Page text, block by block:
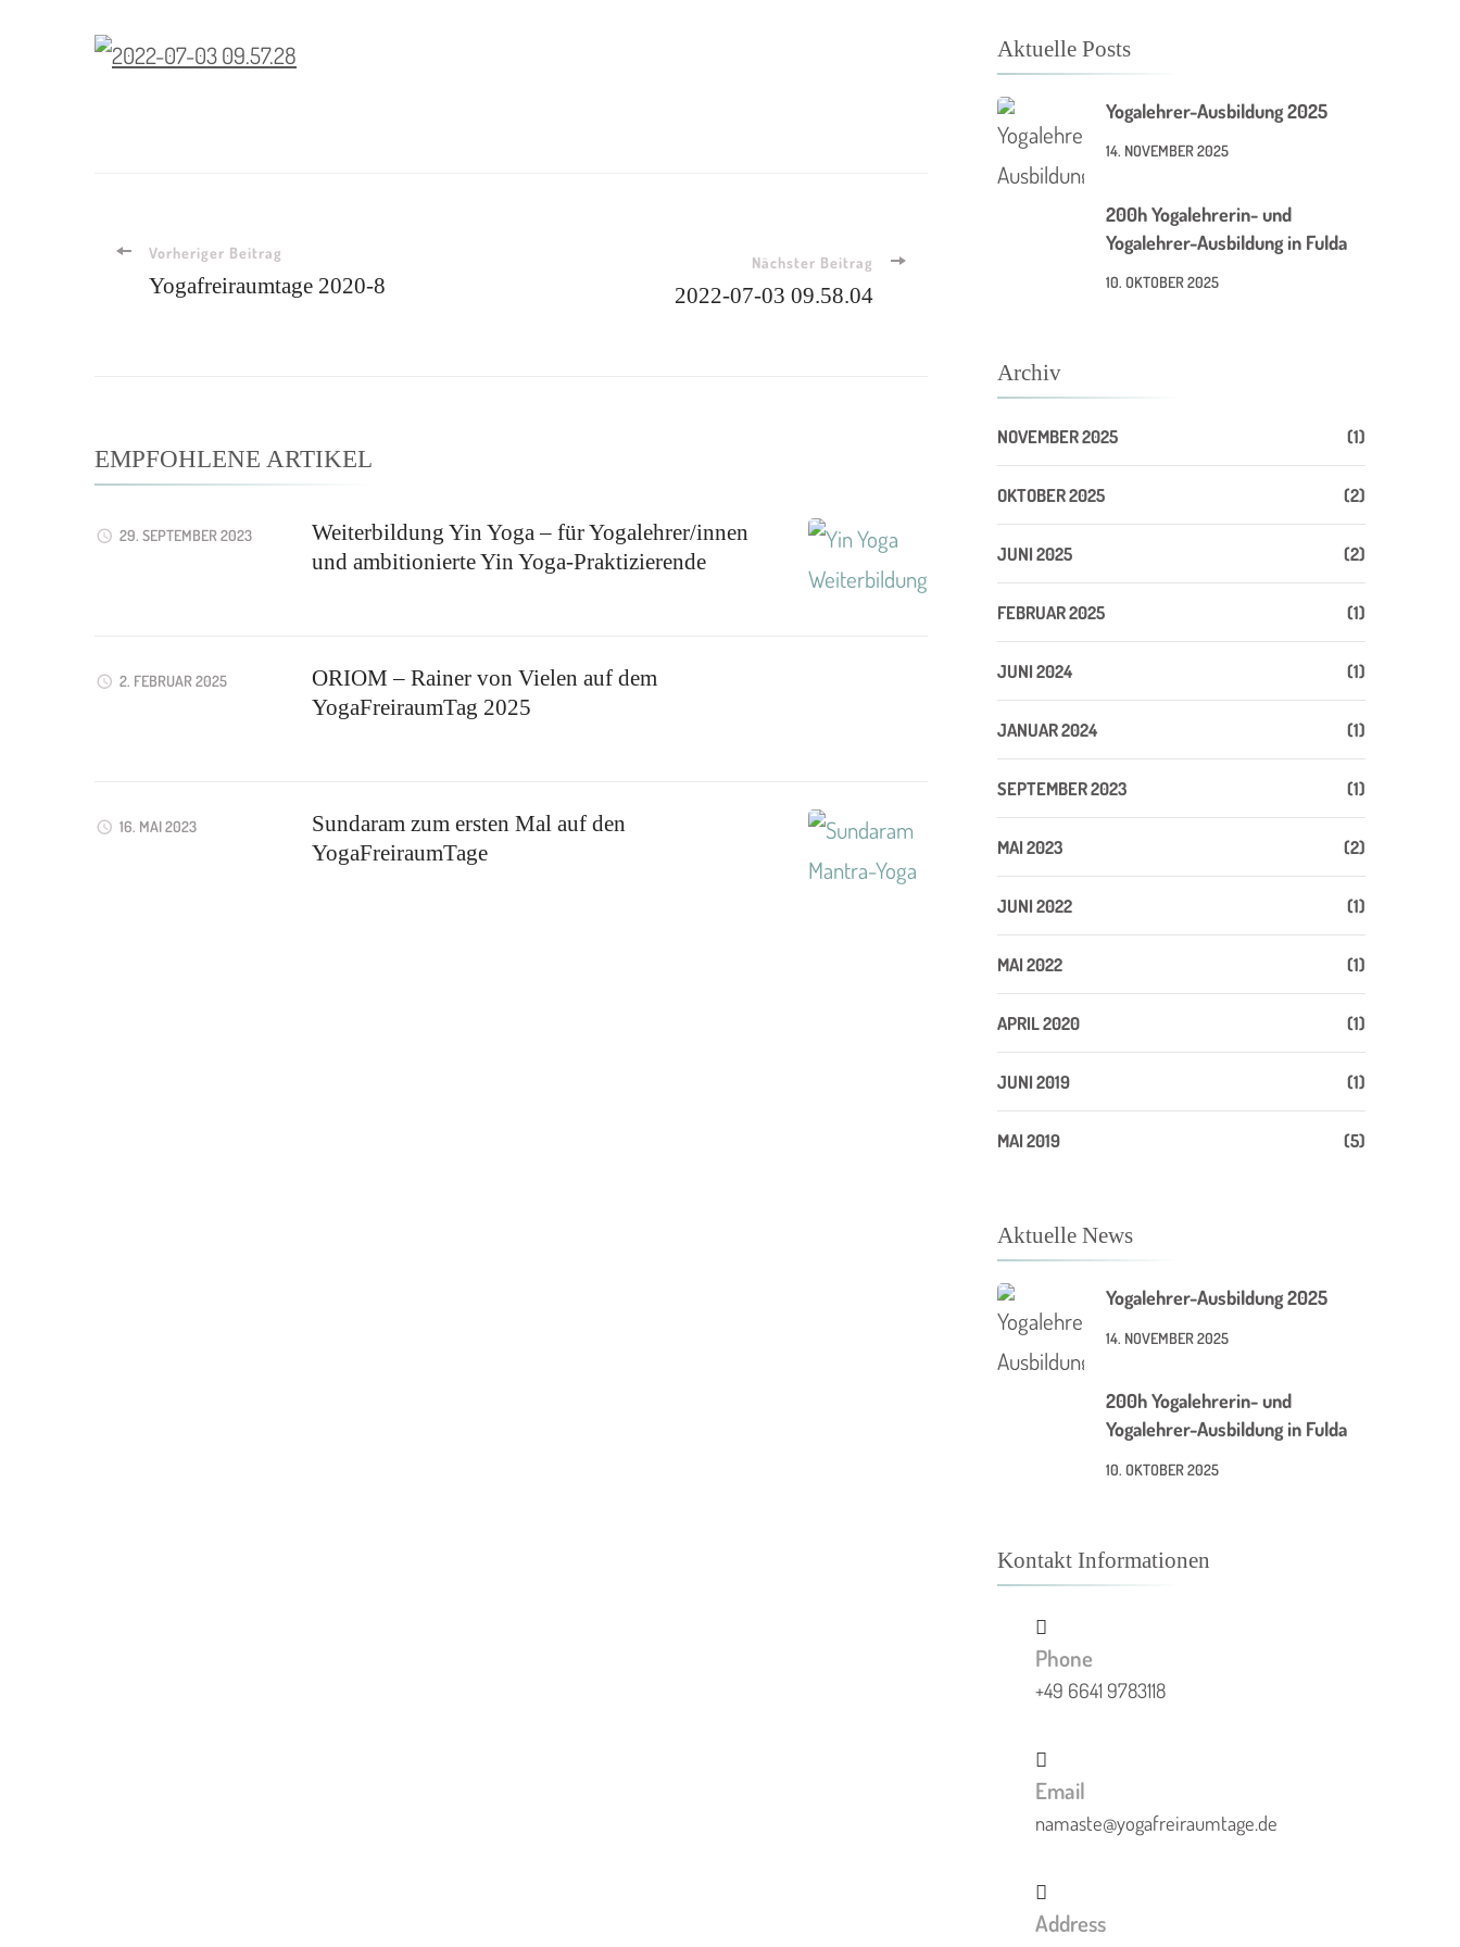
Vorheriger Beitrag
Yogafreiraumtage 2020-8
Nächster Beitrag
2022-07-03 09.58.04
EMPFOHLENE ARTIKEL
29. SEPTEMBER 2023
Weiterbildung Yin Yoga – für Yogalehrer/innen
und ambitionierte Yin Yoga-Praktizierende
2. FEBRUAR 2025
ORIOM – Rainer von Vielen auf dem
YogaFreiraumTag 2025
16. MAI 2023
Sundaram zum ersten Mal auf den
YogaFreiraumTage
Aktuelle Posts
Yogalehrer-Ausbildung 2025
14. NOVEMBER 2025
200h Yogalehrerin- und
Yogalehrer-Ausbildung in Fulda
10. OKTOBER 2025
Archiv
NOVEMBER 2025 (1)
OKTOBER 2025 (2)
JUNI 2025 (2)
FEBRUAR 2025 (1)
JUNI 2024 (1)
JANUAR 2024 (1)
SEPTEMBER 2023 (1)
MAI 2023 (2)
JUNI 2022 (1)
MAI 2022 (1)
APRIL 2020 (1)
JUNI 2019 (1)
MAI 2019 (5)
Aktuelle News
Yogalehrer-Ausbildung 2025
14. NOVEMBER 2025
200h Yogalehrerin- und
Yogalehrer-Ausbildung in Fulda
10. OKTOBER 2025
Kontakt Informationen
Phone
+49 6641 9783118
Email
namaste@yogafreiraumtage.de
Address